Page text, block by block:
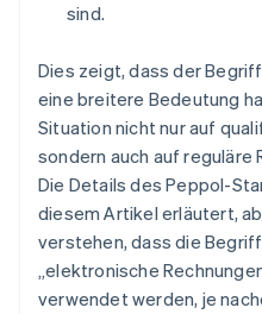
sind.
Dies zeigt, dass der
eine breitere Bedeutung
Situation nicht nur auf
sondern auch auf reguläre
Die Details des Peppol-
diesem Artikel erläutert,
verstehen, dass die
„elektronische
verwendet werden, je